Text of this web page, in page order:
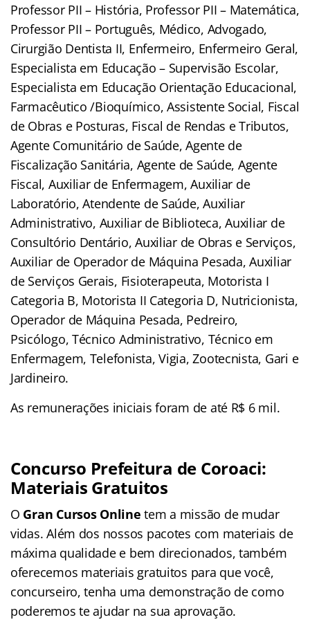
Professor PII – História, Professor PII – Matemática,
Professor PII – Português, Médico, Advogado,
Cirurgião Dentista II, Enfermeiro, Enfermeiro Geral,
Especialista em Educação – Supervisão Escolar,
Especialista em Educação Orientação Educacional,
Farmacêutico /Bioquímico, Assistente Social, Fiscal
de Obras e Posturas, Fiscal de Rendas e Tributos,
Agente Comunitário de Saúde, Agente de
Fiscalização Sanitária, Agente de Saúde, Agente
Fiscal, Auxiliar de Enfermagem, Auxiliar de
Laboratório, Atendente de Saúde, Auxiliar
Administrativo, Auxiliar de Biblioteca, Auxiliar de
Consultório Dentário, Auxiliar de Obras e Serviços,
Auxiliar de Operador de Máquina Pesada, Auxiliar
de Serviços Gerais, Fisioterapeuta, Motorista I
Categoria B, Motorista II Categoria D, Nutricionista,
Operador de Máquina Pesada, Pedreiro,
Psicólogo, Técnico Administrativo, Técnico em
Enfermagem, Telefonista, Vigia, Zootecnista, Gari e
Jardineiro.
As remunerações iniciais foram de até R$ 6 mil.
Concurso Prefeitura de Coroaci:
Materiais Gratuitos
O Gran Cursos Online tem a missão de mudar
vidas. Além dos nossos pacotes com materiais de
máxima qualidade e bem direcionados, também
oferecemos materiais gratuitos para que você,
concurseiro, tenha uma demonstração de como
poderemos te ajudar na sua aprovação.